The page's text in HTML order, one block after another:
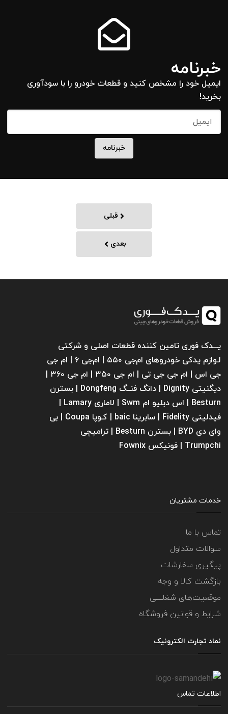
خبرنامه
ایمیل خود را مشخص کنید و قطعات خودرو را با سودآوری
بخرید!
قبلی
بعدی
یـــدک فوری تامین کننده قطعات اصلی و شرکتی
لـوازم یدکی خودروهای ام‌جی ۵۵۰ | ام‌جی ۶ | ام جی
دیگنیتی Dignity | دانگ فنــگ Dongfeng | بسترن
فیدلیتی Fidelity | سابرینا ‌baic | کـوپا Coupa | بی
وای دی BYD | بسترن Besturn | ترامپچی
Trumpchi | فونیکس Fownix
خدمات مشتریان
تماس با ما
سوالات متداول
پیگیری سفارشات
بازگشت کالا و وجه
موقعیت‌های شغلــــی
شرایط و قوانین فروشگاه
نماد تجارت الکترونیک
اطلاعات تماس